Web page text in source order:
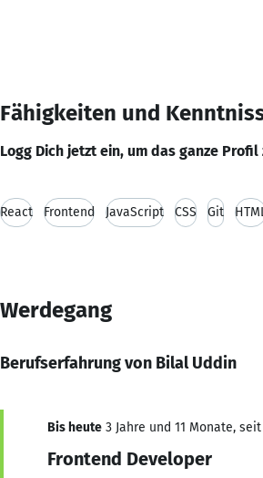
Fähigkeiten und
Logg Dich jetzt ein, um das ganze Profil
React Frontend JavaScript CSS Git
Werdegang
Berufserfahrung von Bilal Uddin
Bis heute 3 Jahre und 11 Monate,
Frontend Developer